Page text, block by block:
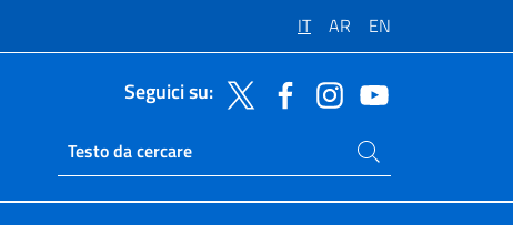
IT AR EN
Seguici su:
Ricerca sito live
Cerca nel sito